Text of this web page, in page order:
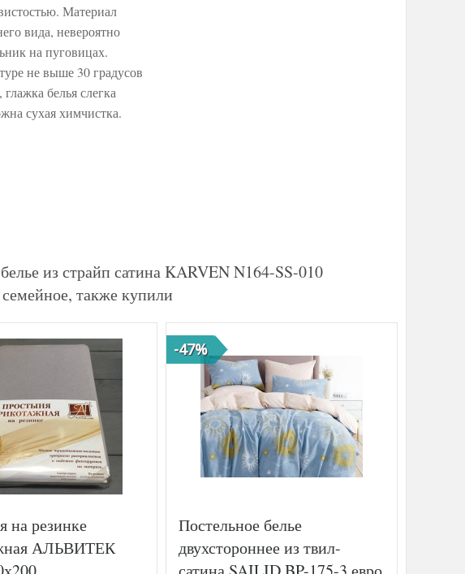
Материал
вида, невероятно
на пуговицах.
не выше 30 градусов
белья слегка
сухая химчистка.
из страйп сатина KARVEN N164-SS-010
также купили
на резинке
АЛЬВИТЕК
-47%
Постельное белье
двухстороннее из твил-